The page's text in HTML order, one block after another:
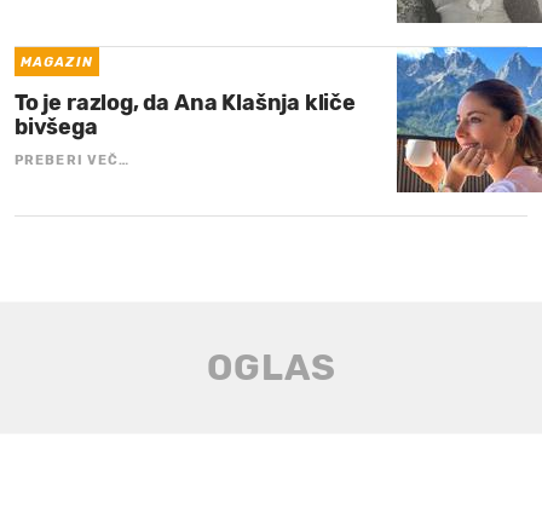
MAGAZIN
To je razlog, da Ana Klašnja kliče
bivšega
PREBERI VEČ…